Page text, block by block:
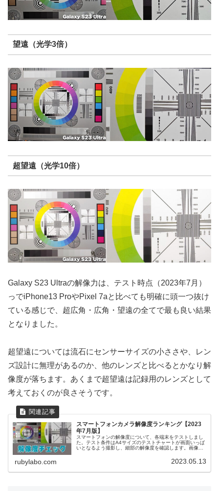
望遠（光学3倍）
超望遠（光学10倍）
Galaxy S23 Ultraの解像力は、テスト時点（2023年7月）
っでiPhone13 ProやPixel 7aと比べても明確に頭一つ抜け
ている感じで、超広角・広角・望遠の全てで最も良い結果
となりました。
超望遠については流石にセンサーサイズの小ささや、レン
ズ設計に無理があるのか、他のレンズと比べるとかなり解
像度が落ちます。あくまで超望遠は記録用のレンズとして
考えておくのが良さそうです。
スマートフォンカメラ解像度ランキング【2023
年7月版】
スマートフォンの解像度について、各端末をテストしまし
た。テスト条件はA4サイズのテストチャートが画面いっぱ
いとなるよう撮影し、細部の解像度を確認します。画像は
rubylabo.com 2023.05.13